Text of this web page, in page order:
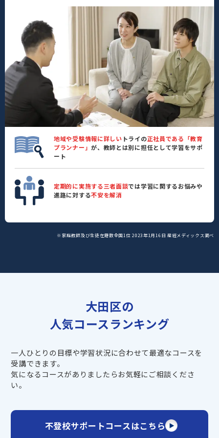
地域や受験情報に詳しい トライの正社員である「教育
プランナー」が、教師とは別に担任として学習をサポ
ート
定期的に実施する三者面談では学習に関するお悩みや
進路に対する不安を解消
※家庭教師及び生徒在籍数全国1位 2023年1月16日 産經メディックス調べ
大田区の
人気コースランキング
一人ひとりの目標や学習状況に合わせて最適なコースを
受講できます。
気になるコースがありましたらお気軽にご相談くださ
い。
不登校サポートコースはこちら